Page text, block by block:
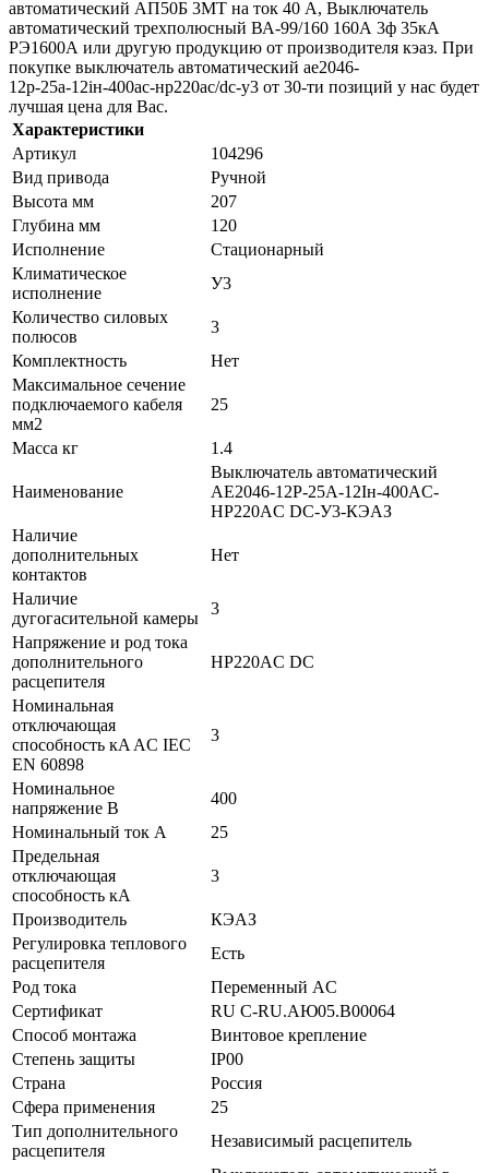
автоматический АП50Б 3МТ на ток 40 A, Выключатель
автоматический трехполюсный ВА-99/160 160А 3ф 35кА
РЭ1600А или другую продукцию от производителя кэаз. При
покупке выключатель автоматический ае2046-
12р-25а-12iн-400ac-нр220ac/dc-у3 от 30-ти позиций у нас будет
лучшая цена для Вас.
Характеристики
Артикул
104296
Вид привода
Ручной
Высота мм
207
Глубина мм
120
Исполнение
Стационарный
Климатическое
исполнение
У3
Количество силовых
полюсов
3
Комплектность
Нет
Максимальное сечение
подключаемого кабеля
мм2
25
Масса кг 1.4
Наименование
Выключатель автоматический
АЕ2046-12Р-25А-12Iн-400AC-
НР220AC DC-У3-КЭАЗ
Наличие
дополнительных
контактов
Нет
Наличие
дугогасительной камеры
3
Напряжение и род тока
дополнительного
расцепителя
НР220AC DC
Номинальная
отключающая
способность кA AC IEC
EN 60898
3
Номинальное
напряжение В
400
Номинальный ток А
25
Предельная
отключающая
способность кA
3
Производитель
КЭАЗ
Регулировка теплового
расцепителя
Есть
Род тока
Переменный AC
Сертификат
RU C-RU.АЮ05.B00064
Способ монтажа
Винтовое крепление
Степень защиты
IP00
Страна
Россия
Сфера применения
25
Тип дополнительного
расцепителя
Независимый расцепитель